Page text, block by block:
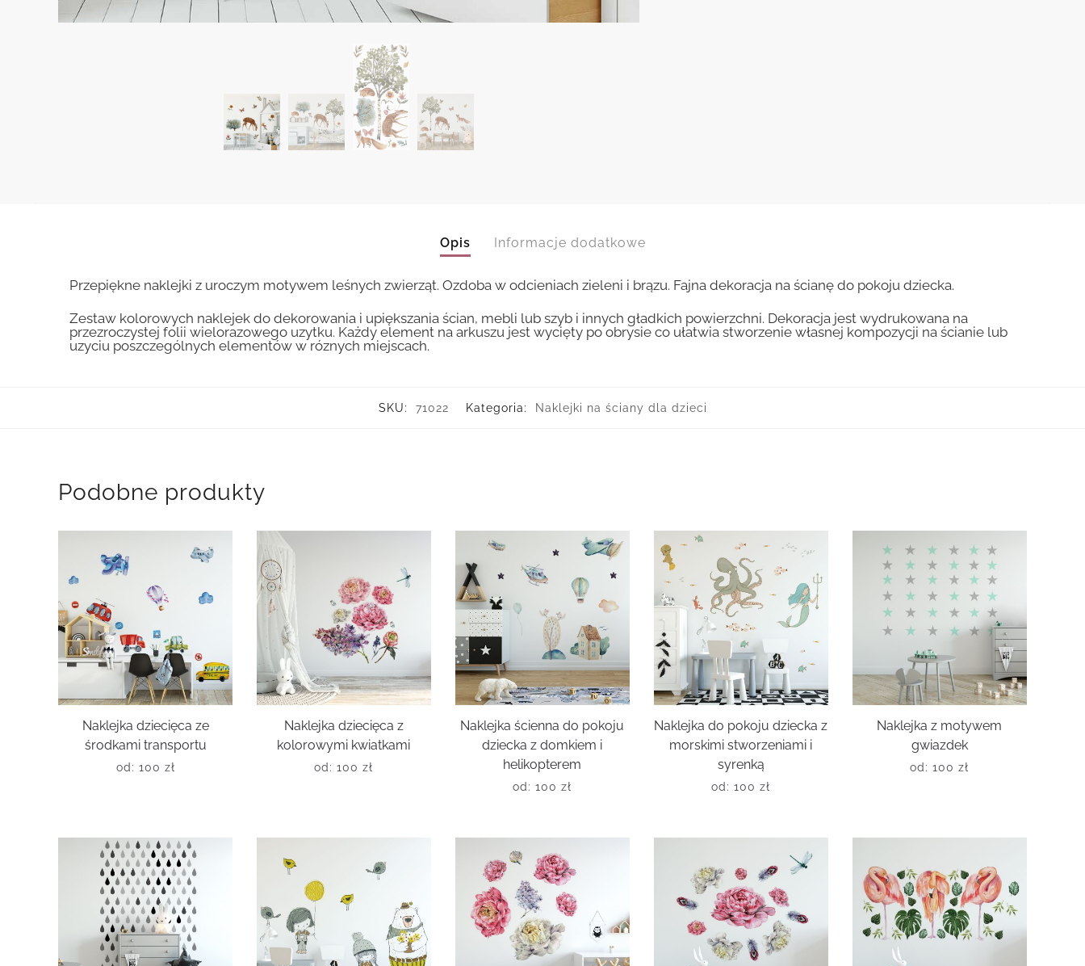
Opis Informacje dodatkowe
Przepiękne naklejki z uroczym motywem leśnych zwierząt. Ozdoba w odcieniach zieleni i brązu. Fajna dekoracja na ścianę do pokoju dziecka.
Zestaw kolorowych naklejek do dekorowania i upiększania ścian, mebli lub szyb i innych gładkich powierzchni. Dekoracja jest wydrukowana na
przezroczystej folii wielorazowego uzytku. Każdy element na arkuszu jest wycięty po obrysie co ułatwia stworzenie własnej kompozycji na ścianie lub
uzyciu poszczególnych elementów w róznych miejscach.
SKU: 71022 Kategoria: Naklejki na ściany dla dzieci
Podobne produkty
Naklejka dziecięca ze
środkami transportu
od: 100 zł
Naklejka dziecięca z
kolorowymi kwiatkami
od:100zł
Naklejka ścienna do pokoju
dziecka z domkiem i
helikopterem
od:100zł
Naklejka do pokoju dziecka z
morskimi stworzeniami i
syrenką
od:100zł
Naklejka z motywem
gwiazdek
od:100zł